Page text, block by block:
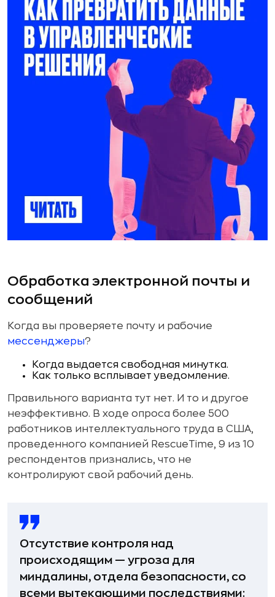
Обработка электронной почты и
сообщений
Когда вы проверяете почту и рабочие
мессенджеры?
Когда выдается свободная минутка.
Как только всплывает уведомление.
Правильного варианта тут нет. И то и другое
неэффективно. В ходе опроса более 500
работников интеллектуального труда в США,
проведенного компанией RescueTime, 9 из 10
респондентов признались, что не
контролируют свой рабочий день.
Отсутствие контроля над
происходящим — угроза для
миндалины, отдела безопасности, со
всеми вытекающими последствиями: